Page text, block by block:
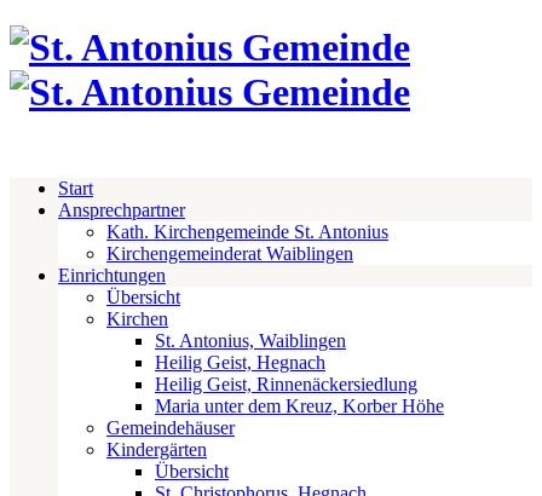
Start
Ansprechpartner
Kath. Kirchengemeinde St. Antonius
Kirchengemeinderat Waiblingen
Einrichtungen
Übersicht
Kirchen
St. Antonius, Waiblingen
Heilig Geist, Hegnach
Heilig Geist, Rinnenäckersiedlung
Maria unter dem Kreuz, Korber Höhe
Gemeindehäuser
Kindergärten
Übersicht